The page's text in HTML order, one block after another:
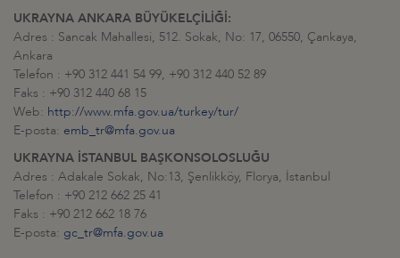
UKRAYNA ANKARA BÜYÜKELÇİLİĞİ:
Adres : Sancak Mahallesi, 512. Sokak, No: 17, 06550, Çankaya,
Ankara
Telefon : +90 312 441 54 99, +90 312 440 52 89
Faks : +90 312 440 68 15
Web: http://www.mfa.gov.ua/turkey/tur/
E-posta: emb_tr@mfa.gov.ua
UKRAYNA İSTANBUL BAŞKONSOLOSLUĞU
Adres : Adakale Sokak, No:13, Şenlikköy, Florya, İstanbul
Telefon : +90 212 662 25 41
Faks : +90 212 662 18 76
E-posta: gc_tr@mfa.gov.ua